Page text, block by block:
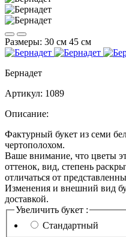
Размеры: 30 см 45 см
Бернадет
Артикул: 1089
Описание:
Фактурный букет из семи
Ваше внимание, что цветы
оттенок, вид, степень
отличаться от
Изменения и внешний вид
доставкой.
Увеличить букет :
Стандартный